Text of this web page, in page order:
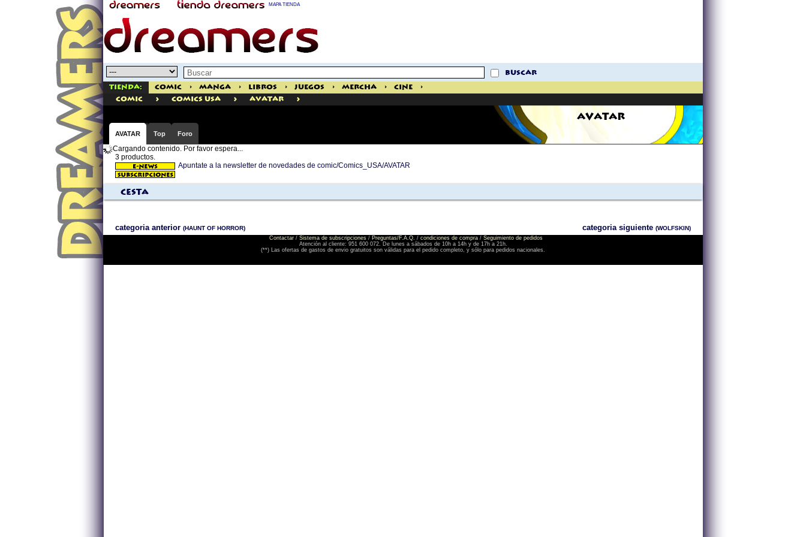
MAPA TIENDA
buscar
Tienda: Comic > Manga > Libros > Juegos > Mercha > Cine
>
comic
> Comics USA > AVATAR >
AVATAR
AVATAR Top Foro
Cargando contenido. Por favor espera...
3 productos.
Apuntate a la newsletter de novedades de comic/Comics_USA/AVATAR
Cesta
categoria anterior (HAUNT OF HORROR) categoria siguiente (WOLFSKIN)
Contactar / Sistema de subscripciones / Preguntas/F.A.Q. / condiciones de compra / Seguimiento de pedidos
Atención al cliente: 951 600 072. De lunes a sábados de 10h a 14h y de 17h a 21h.
(**) Las ofertas de gastos de envio gratuitos son válidas para el pedido completo, y sólo para pedidos nacionales.